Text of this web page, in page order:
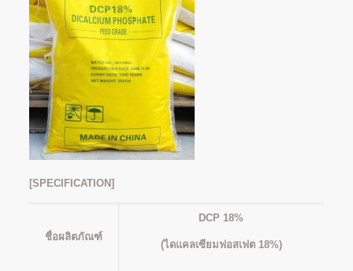
[SPECIFICATION]
ชื่อผลิตภัณฑ์
DCP 18%
(ไดแคลเซียมฟอสเฟต 18%)